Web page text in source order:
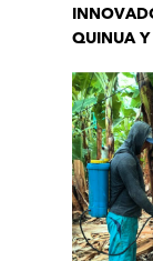
QUINUA Y